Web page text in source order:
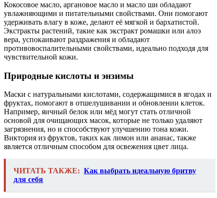
Кокосовое масло, аргановое масло и масло ши обладают
увлажняющими и питательными свойствами. Они помогают
удерживать влагу в коже, делают её мягкой и бархатистой.
Экстракты растений, такие как экстракт ромашки или алоэ
вера, успокаивают раздражения и обладают
противовоспалительными свойствами, идеально подходя для
чувствительной кожи.
Природные кислоты и энзимы
Маски с натуральными кислотами, содержащимися в ягодах и
фруктах, помогают в отшелушивании и обновлении клеток.
Например, яичный белок или мёд могут стать отличной
основой для очищающих масок, которые не только удаляют
загрязнения, но и способствуют улучшению тона кожи.
Виктория из фруктов, таких как лимон или ананас, также
является отличным способом для освежения цвет лица.
ЧИТАТЬ ТАКЖЕ: Как выбрать идеальную бритву
для себя